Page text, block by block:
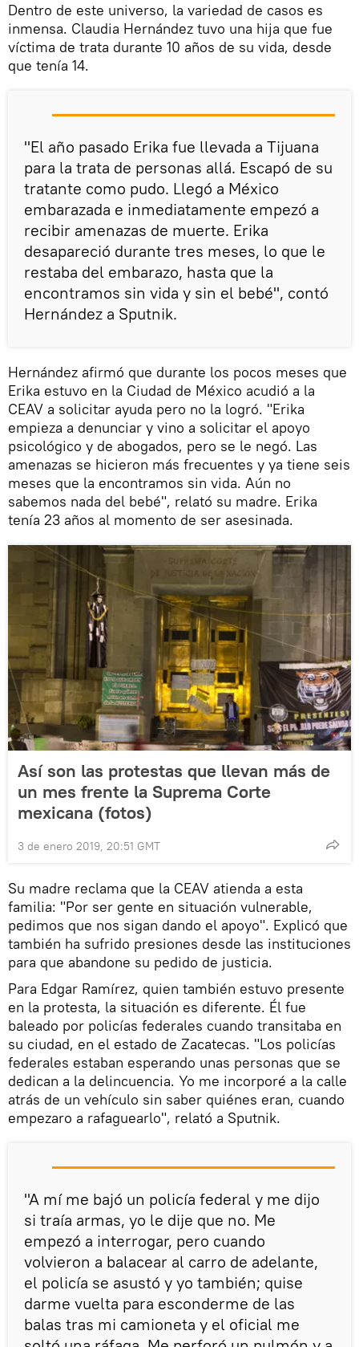
Dentro de este universo, la variedad de casos es
inmensa. Claudia Hernández tuvo una hija que fue
víctima de trata durante 10 años de su vida, desde
que tenía 14.
"El año pasado Erika fue llevada a Tijuana
para la trata de personas allá. Escapó de su
tratante como pudo. Llegó a México
embarazada e inmediatamente empezó a
recibir amenazas de muerte. Erika
desapareció durante tres meses, lo que le
restaba del embarazo, hasta que la
encontramos sin vida y sin el bebé", contó
Hernández a Sputnik.
Hernández afirmó que durante los pocos meses que
Erika estuvo en la Ciudad de México acudió a la
CEAV a solicitar ayuda pero no la logró. "Erika
empieza a denunciar y vino a solicitar el apoyo
psicológico y de abogados, pero se le negó. Las
amenazas se hicieron más frecuentes y ya tiene seis
meses que la encontramos sin vida. Aún no
sabemos nada del bebé", relató su madre. Erika
tenía 23 años al momento de ser asesinada.
Así son las protestas que llevan más de
un mes frente la Suprema Corte
mexicana (fotos)
3 de enero 2019, 20:51 GMT
Su madre reclama que la CEAV atienda a esta
familia: "Por ser gente en situación vulnerable,
pedimos que nos sigan dando el apoyo". Explicó que
también ha sufrido presiones desde las instituciones
para que abandone su pedido de justicia.
Para Edgar Ramírez, quien también estuvo presente
en la protesta, la situación es diferente. Él fue
baleado por policías federales cuando transitaba en
su ciudad, en el estado de Zacatecas. "Los policías
federales estaban esperando unas personas que se
dedican a la delincuencia. Yo me incorporé a la calle
atrás de un vehículo sin saber quiénes eran, cuando
empezaro a rafaguearlo", relató a Sputnik.
"A mí me bajó un policía federal y me dijo
si traía armas, yo le dije que no. Me
empezó a interrogar, pero cuando
volvieron a balacear al carro de adelante,
el policía se asustó y yo también; quise
darme vuelta para esconderme de las
balas tras mi camioneta y el oficial me